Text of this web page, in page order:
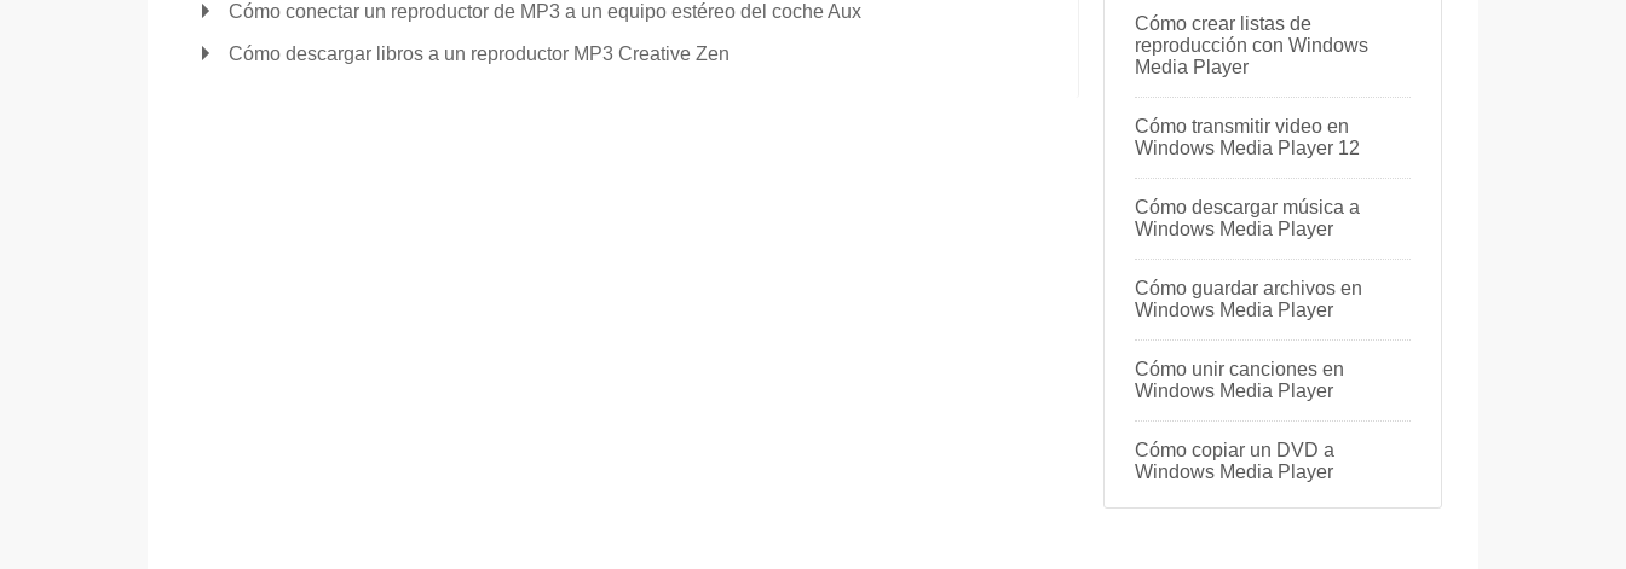
Cómo conectar un reproductor de MP3 a un equipo estéreo del coche Aux
Cómo descargar libros a un reproductor MP3 Creative Zen
Cómo crear listas de
reproducción con Windows
Media Player
Cómo transmitir video en
Windows Media Player 12
Cómo descargar música a
Windows Media Player
Cómo guardar archivos en
Windows Media Player
Cómo unir canciones en
Windows Media Player
Cómo copiar un DVD a
Windows Media Player